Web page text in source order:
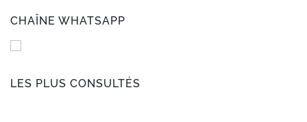
CHAÎNE WHATSAPP
LES PLUS CONSULTÉS